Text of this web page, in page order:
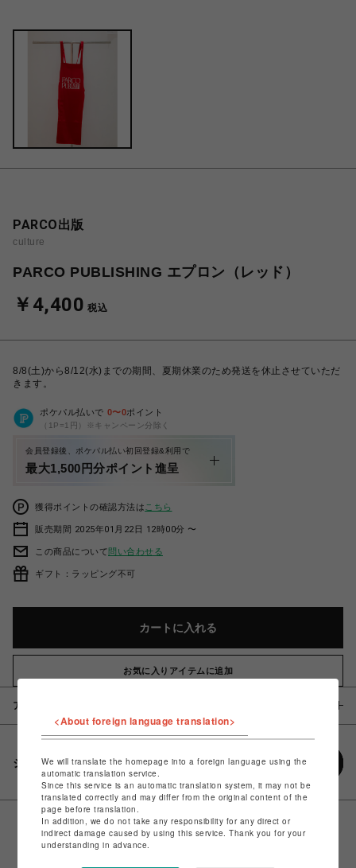
PARCO出版
culture
PARCO PUBLISHING エプロン（レッド）
￥4,400 税込
8/8(土)から8/12(水)までの期間、夏期休業のため発送を休止させていただ
きます。
ポケパル払いで 0〜0ポイント
（1P=1円）※キャンペーン分除く
会員登録後、ポケパル払い初回登録&利用で
最大1,500円分ポイント進呈
獲得ポイントの確認方法は こちら
販売期間 2025年01月22日 12時00分 〜
この商品について問い合わせる
ギフト：ラッピング不可
カートに入れる
お気に入りアイテムに追加
アイテム説明 / 素材
シェアする
<About foreign language translation>
We will translate the homepage into a foreign language using the
automatic translation service.
Since this service is an automatic translation system, it may not be
translated correctly and may differ from the original content of the
page before translation.
In addition, we do not take any responsibility for any direct or
indirect damage caused by using this service. Thank you for your
understanding in advance.